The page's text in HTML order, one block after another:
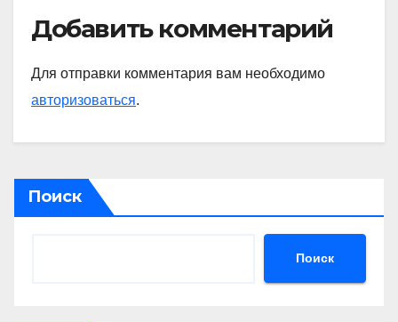
Добавить комментарий
Для отправки комментария вам необходимо
авторизоваться.
Поиск
Поиск